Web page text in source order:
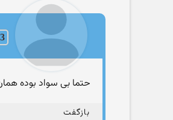
حتما بی سواد بوده
بازگفت